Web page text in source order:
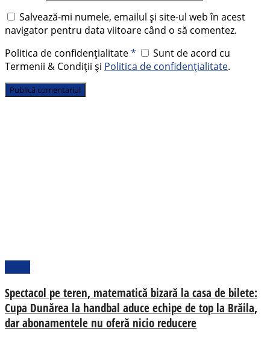
Salvează-mi numele, emailul și site-ul web în acest
navigator pentru data viitoare când o să comentez.
Politica de confidențialitate*
Sunt de acord cu
Termenii & Condiții și Politica de confidențialitate.
Spectacol pe teren, matematică bizară la casa de bilete:
Cupa Dunărea la handbal aduce echipe de top la Brăila,
dar abonamentele nu oferă nicio reducere